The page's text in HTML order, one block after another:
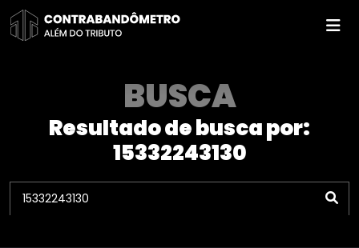
Pular
para
BUSCA
Resultado de busca por:
15332243130